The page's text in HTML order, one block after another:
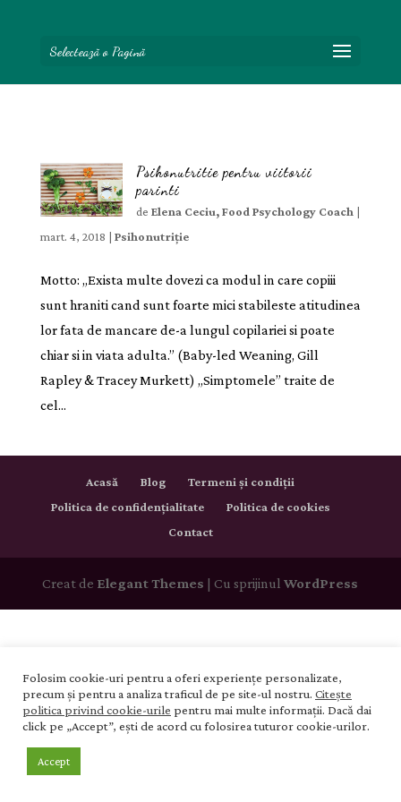
Selectează o Pagină
Psihonutritie pentru viitorii
parinti
deElena Ceciu, Food Psychology Coach |
mart. 4, 2018 | Psihonutriție
Motto: „Exista multe dovezi ca modul in care copiii
sunt hraniti cand sunt foarte mici stabileste atitudinea
lor fata de mancare de-a lungul copilariei si poate
chiar si in viata adulta.” (Baby-led Weaning, Gill
Rapley & Tracey Murkett) „Simptomele” traite de
cel...
Acasă Blog
Termeni și condiții
Politica de confidențialitate
Politica de cookies
Contact
Creat de Elegant Themes | Cu sprijinulWordPress
Folosim cookie-uri pentru a oferi experiențe personalizate,
precum și pentru a analiza traficul de pe site-ul nostru. Citește
politica privind cookie-urile pentru mai multe informații. Dacă dai
click pe „Accept”, ești de acord cu folosirea tuturor cookie-urilor.
Accept